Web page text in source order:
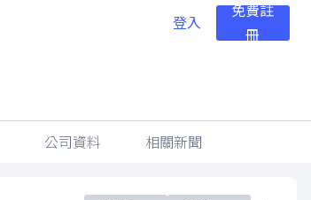
登入
免費註
冊
公司資料 相關新聞